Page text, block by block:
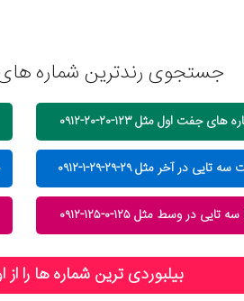
جستجوی رندترین شماره های
های جفت اول مثل ۱۲۳-۲۰-۲۰-۰۹۱۲
تایی در آخر مثل ۲۹-۲۹-۲۹-۱-۰۹۱۲
تایی در وسط مثل ۱۲۵-۰-۱۲۵-۰۹۱۲
بیلبوردی ترین شماره ها را از